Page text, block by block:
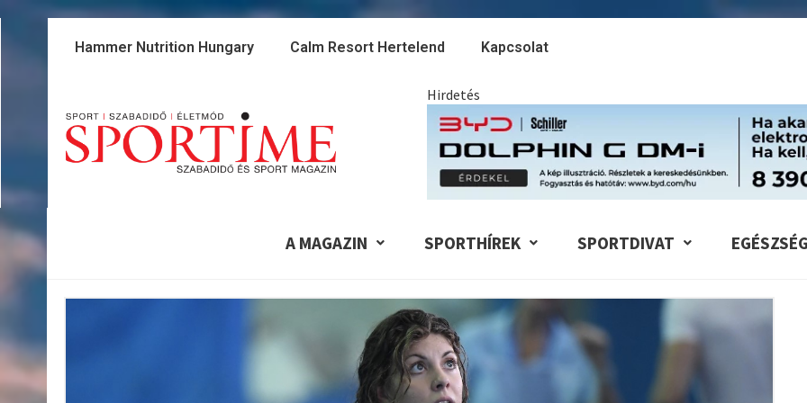
Hammer Nutrition Hungary Calm Resort Hertelend Kapcsolat
Hirdetés
A MAGAZIN SPORTHÍREK SPORTDIVAT EGÉSZSÉG